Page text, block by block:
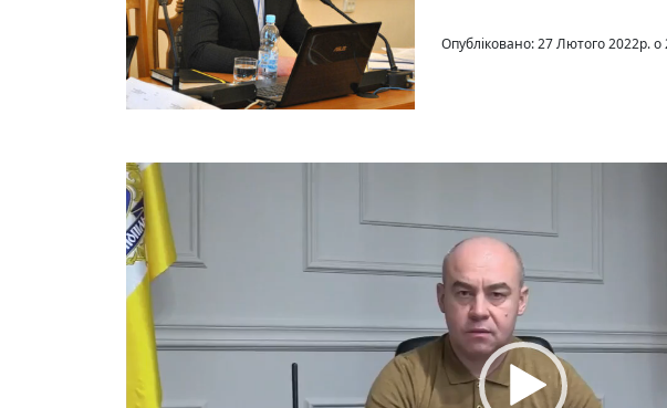
Опубліковано: 27 Лютого 2022р. о
Відеопрогравач